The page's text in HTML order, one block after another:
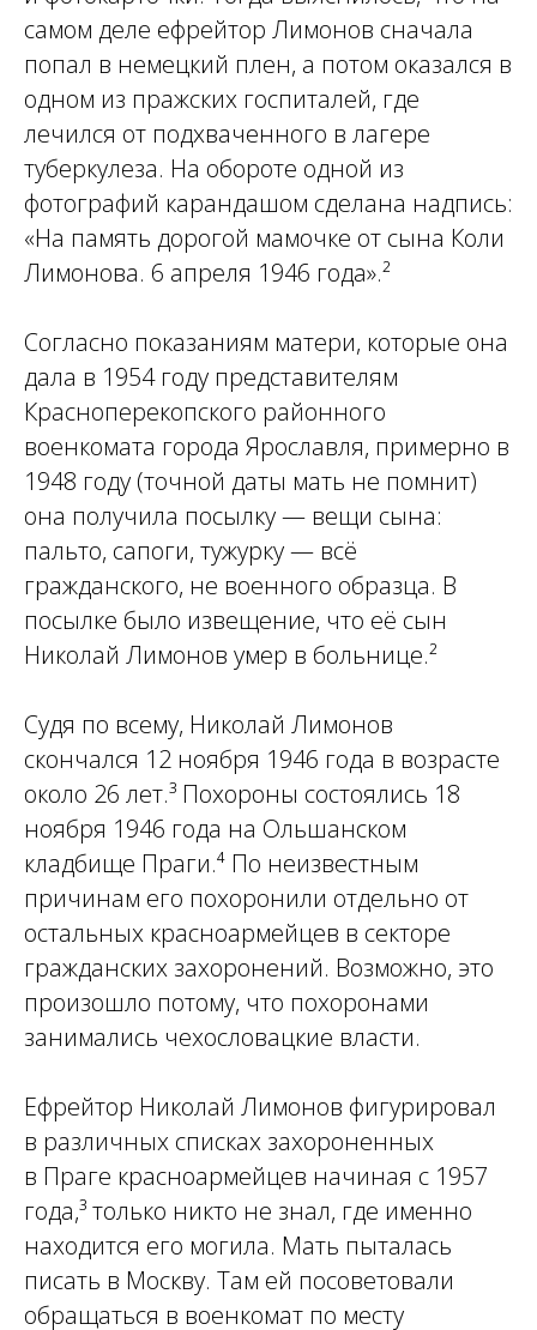
самом деле ефрейтор Лимонов сначала
попал в немецкий плен, а потом оказался в
одном из пражских госпиталей, где
лечился от подхваченного в лагере
туберкулеза. На обороте одной из
фотографий карандашом сделана надпись:
«На память дорогой мамочке от сына Коли
Лимонова. 6 апреля 1946 года».²
Согласно показаниям матери, которые она
дала в 1954 году представителям
Красноперекопского районного
военкомата города Ярославля, примерно в
1948 году (точной даты мать не помнит)
она получила посылку — вещи сына:
пальто, сапоги, тужурку — всё
гражданского, не военного образца. В
посылке было извещение, что её сын
Николай Лимонов умер в больнице.²
Судя по всему, Николай Лимонов
скончался 12 ноября 1946 года в возрасте
около 26 лет.³ Похороны состоялись 18
ноября 1946 года на Ольшанском
кладбище Праги.⁴ По неизвестным
причинам его похоронили отдельно от
остальных красноармейцев в секторе
гражданских захоронений. Возможно, это
произошло потому, что похоронами
занимались чехословацкие власти.
Ефрейтор Николай Лимонов фигурировал
в различных списках захороненных
в Праге красноармейцев начиная с 1957
года,³ только никто не знал, где именно
находится его могила. Мать пыталась
писать в Москву. Там ей посоветовали
обращаться в военкомат по месту